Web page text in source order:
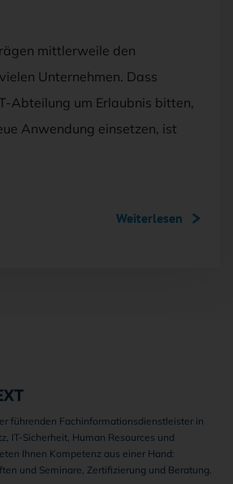
mittlerweile den
Unternehmen. Dass
Abteilung um Erlaubnis bitten,
Anwendung einsetzen, ist
Weiterlesen
führenden Fachinformationsdienstleister in
IT-Sicherheit, Human Resources und
Ihnen Kompetenz aus einer Hand:
und Seminare, Zertifizierung und Beratung.